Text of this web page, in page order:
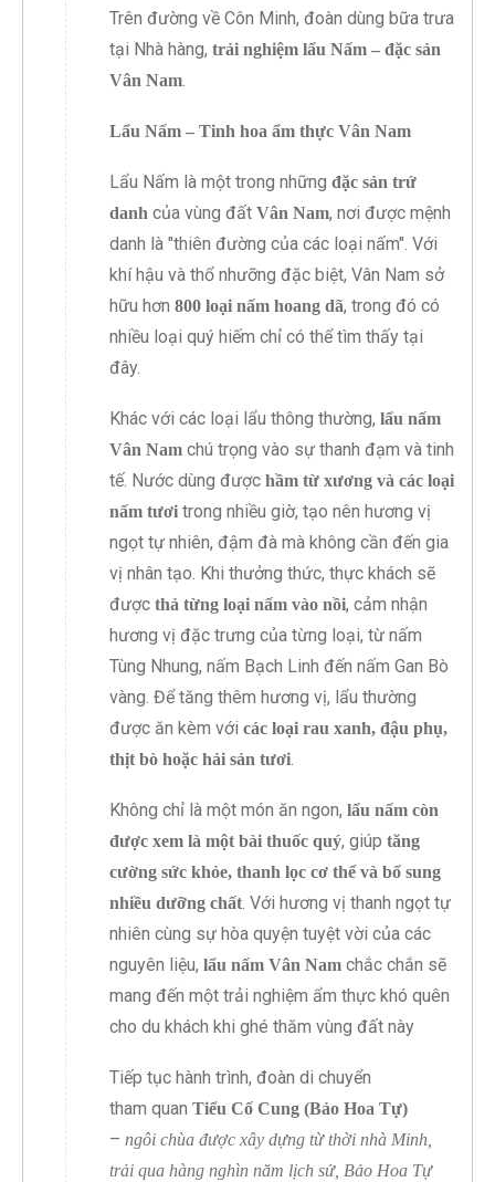
Trên đường về Côn Minh, đoàn dùng bữa trưa
tại Nhà hàng, trải nghiệm lẩu Nấm – đặc sản
Vân Nam.
Lẩu Nấm – Tinh hoa ẩm thực Vân Nam
Lẩu Nấm là một trong những đặc sản trứ
danh của vùng đất Vân Nam, nơi được mệnh
danh là "thiên đường của các loại nấm". Với
khí hậu và thổ nhưỡng đặc biệt, Vân Nam sở
hữu hơn 800 loại nấm hoang dã, trong đó có
nhiều loại quý hiếm chỉ có thể tìm thấy tại
đây.
Khác với các loại lẩu thông thường, lẩu nấm
Vân Nam chú trọng vào sự thanh đạm và tinh
tế. Nước dùng được hầm từ xương và các loại
nấm tươi trong nhiều giờ, tạo nên hương vị
ngọt tự nhiên, đậm đà mà không cần đến gia
vị nhân tạo. Khi thưởng thức, thực khách sẽ
được thả từng loại nấm vào nồi, cảm nhận
hương vị đặc trưng của từng loại, từ nấm
Tùng Nhung, nấm Bạch Linh đến nấm Gan Bò
vàng. Để tăng thêm hương vị, lẩu thường
được ăn kèm với các loại rau xanh, đậu phụ,
thịt bò hoặc hải sản tươi.
Không chỉ là một món ăn ngon, lẩu nấm còn
được xem là một bài thuốc quý, giúp tăng
cường sức khỏe, thanh lọc cơ thể và bổ sung
nhiều dưỡng chất. Với hương vị thanh ngọt tự
nhiên cùng sự hòa quyện tuyệt vời của các
nguyên liệu, lẩu nấm Vân Nam chắc chắn sẽ
mang đến một trải nghiệm ẩm thực khó quên
cho du khách khi ghé thăm vùng đất này
Tiếp tục hành trình, đoàn di chuyển
tham quan Tiểu Cố Cung (Bảo Hoa Tự)
– ngôi chùa được xây dựng từ thời nhà Minh,
trải qua hàng nghìn năm lịch sử, Bảo Hoa Tự